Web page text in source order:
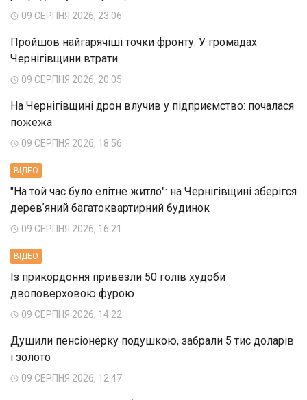
09 СЕРПНЯ 2026, 23:06
Пройшов найгарячіші точки фронту. У громадах
Чернігівщини втрати
09 СЕРПНЯ 2026, 20:05
На Чернігівщині дрон влучив у підприємство: почалася
пожежа
09 СЕРПНЯ 2026, 18:56
ВIДЕО
"На той час було елітне житло": на Чернігівщині зберігся
деревʼяний багатоквартирний будинок
09 СЕРПНЯ 2026, 16:21
ВIДЕО
Із прикордоння привезли 50 голів худоби
двоповерховою фурою
09 СЕРПНЯ 2026, 14:22
Душили пенсіонерку подушкою, забрали 5 тис доларів
і золото
09 СЕРПНЯ 2026, 12:47